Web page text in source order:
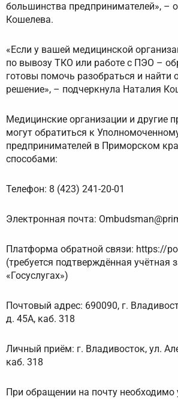
большинства предпринимателей», –
Кошелева.
«Если у вашей медицинской
по вывозу ТКО или работе с ПЭО –
готовы помочь разобраться и найти
решение», – подчеркнула Наталия
Медицинские организации и другие
могут обратиться к
предпринимателей в Приморском
способами:
Телефон: 8 (423) 241-20-01
Электронная почта:
Платформа обратной связи: https://
(требуется подтверждённая учётная
«Госуслугах»)
Почтовый адрес: 690090, г.
д. 45А, каб. 318
Личный приём: г. Владивосток, ул.
каб. 318
При обращении на почту